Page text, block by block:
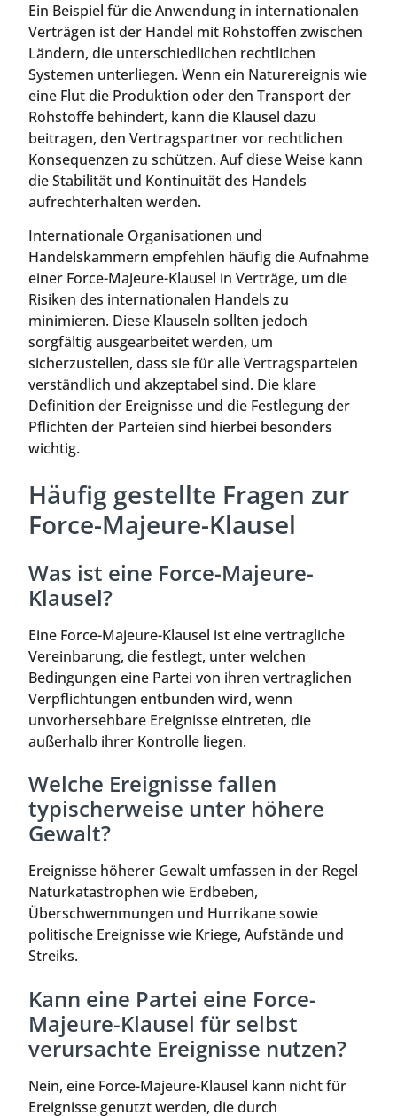
Ein Beispiel für die Anwendung in internationalen
Verträgen ist der Handel mit Rohstoffen zwischen
Ländern, die unterschiedlichen rechtlichen
Systemen unterliegen. Wenn ein Naturereignis wie
eine Flut die Produktion oder den Transport der
Rohstoffe behindert, kann die Klausel dazu
beitragen, den Vertragspartner vor rechtlichen
Konsequenzen zu schützen. Auf diese Weise kann
die Stabilität und Kontinuität des Handels
aufrechterhalten werden.
Internationale Organisationen und
Handelskammern empfehlen häufig die Aufnahme
einer Force-Majeure-Klausel in Verträge, um die
Risiken des internationalen Handels zu
minimieren. Diese Klauseln sollten jedoch
sorgfältig ausgearbeitet werden, um
sicherzustellen, dass sie für alle Vertragsparteien
verständlich und akzeptabel sind. Die klare
Definition der Ereignisse und die Festlegung der
Pflichten der Parteien sind hierbei besonders
wichtig.
Häufig gestellte Fragen zur
Force-Majeure-Klausel
Was ist eine Force-Majeure-
Klausel?
Eine Force-Majeure-Klausel ist eine vertragliche
Vereinbarung, die festlegt, unter welchen
Bedingungen eine Partei von ihren vertraglichen
Verpflichtungen entbunden wird, wenn
unvorhersehbare Ereignisse eintreten, die
außerhalb ihrer Kontrolle liegen.
Welche Ereignisse fallen
typischerweise unter höhere
Gewalt?
Ereignisse höherer Gewalt umfassen in der Regel
Naturkatastrophen wie Erdbeben,
Überschwemmungen und Hurrikane sowie
politische Ereignisse wie Kriege, Aufstände und
Streiks.
Kann eine Partei eine Force-
Majeure-Klausel für selbst
verursachte Ereignisse nutzen?
Nein, eine Force-Majeure-Klausel kann nicht für
Ereignisse genutzt werden, die durch